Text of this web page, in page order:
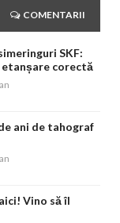
COMENTARII
SKF:
corectă
ani de tahograf
Vino să îl